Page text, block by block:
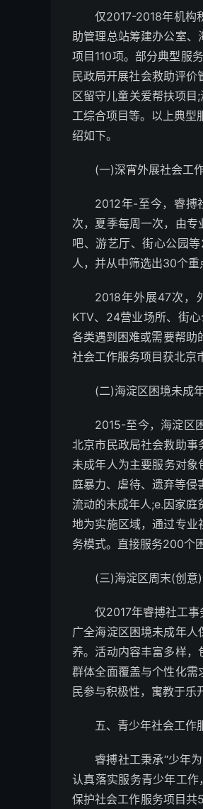
仅2017-2018年机构
助管理总站筹建办公室
项目110项。部分典型服
民政局开展社会救助评
区留守儿童关爱帮扶项
工综合项目等。以上典
绍如下。
(一)深宵外展社会工
2012年-至今，睿搏
次，夏季每周一次，由
吧、游艺厅、街心公园
人，并从中筛选出30个重
2018年外展47次，
KTV、24营业场所、街
各类遇到困难或需要帮助
社会工作服务项目获北京
(二)海淀区困境未成
2015-至今，海淀区
北京市民政局社会救助
未成年人为主要服务对
庭暴力、虐待、遗弃等
流动的未成年人;e.因家
地为实施区域，通过专
务模式。直接服务200个
(三)海淀区周末(创意
仅2017年睿搏社工
广全海淀区困境未成年
养。活动内容丰富多样
群体全面覆盖与个性化
民参与积极性，寓教于乐
五、青少年社会工作
睿搏社工秉承“少年
认真落实服务青少年工
保护社会工作服务项目共